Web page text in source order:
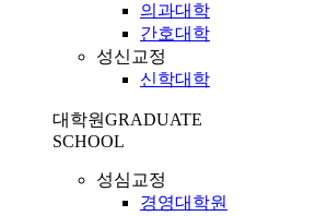
의과대학
간호대학
성신교정
신학대학
대학원GRADUATE
SCHOOL
성심교정
경영대학원